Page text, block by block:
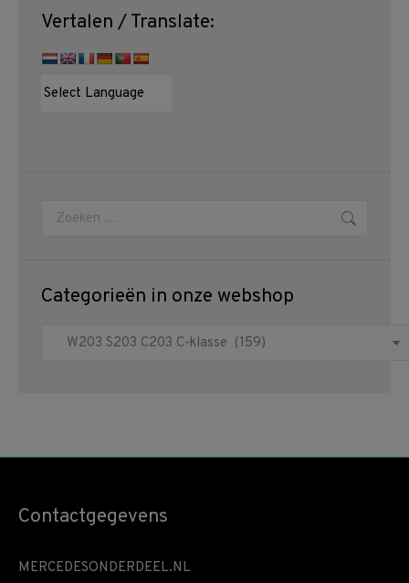
Vertalen / Translate:
Zoeken:
Categorieën in onze webshop
Contactgegevens
MERCEDESONDERDEEL.NL